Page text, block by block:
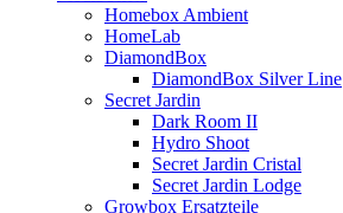
Homebox Ambient
HomeLab
DiamondBox
DiamondBox Silver Line
Secret Jardin
Dark Room II
Hydro Shoot
Secret Jardin Cristal
Secret Jardin Lodge
Growbox Ersatzteile